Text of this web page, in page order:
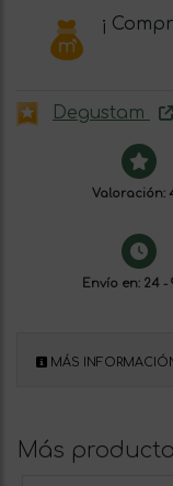
¡
Degustam
Valoración:
Envío en: 24 -
MÁS
Más